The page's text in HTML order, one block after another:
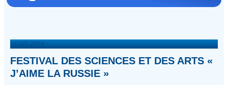
NEWS 2024
FESTIVAL DES SCIENCES ET DES ARTS «
J’AIME LA RUSSIE »